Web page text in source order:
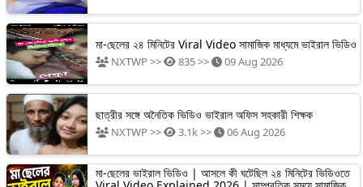
মা-ছেলের ২৪ মিনিটের Viral Video সামাজিক মাধ্যমে ভাইরাল ভিডিও
NXTWP >> 835 >> 09 Aug 2026
ছাত্রীর সঙ্গে অনৈতিক ভিডিও ভাইরাল অফিস সহকারী শিক্ষক
NXTWP >> 3.1k >> 06 Aug 2026
মা-ছেলের ভাইরাল ভিডিও | আসলে কী ঘটেছিল ২৪ মিনিটের ভিডিওতে